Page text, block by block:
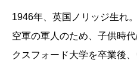
少年を助け出すため、よろ
につけて雪と氷に閉ざされ
でゆく。
1946年、英国ノリッジ生れ
空軍の軍人のため、子供時
クスフォード大学を卒業後